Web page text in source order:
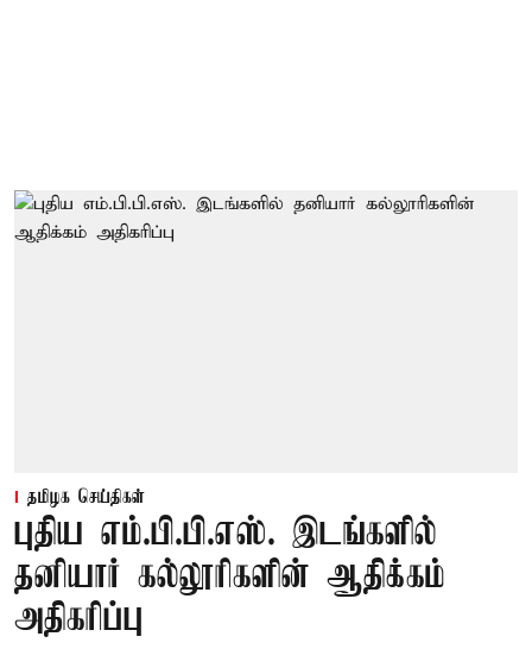
தமிழக செய்திகள்
புதிய எம்.பி.பி.எஸ். இடங்களில்
தனியார் கல்லூரிகளின் ஆதிக்கம்
அதிகரிப்பு